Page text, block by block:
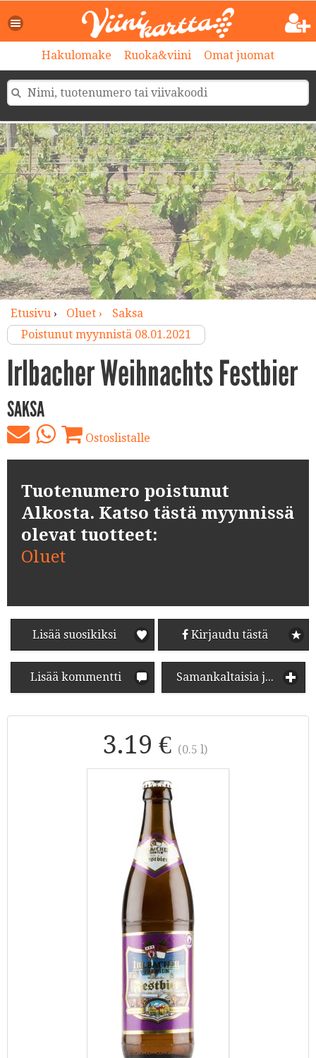
Hakulomake Ruoka&viini Omat juomat
Etusivu› Oluet ›
Saksa
Poistunut myynnistä 08.01.2021
Irlbacher Weihnachts Festbier
SAKSA
Ostoslistalle
Tuotenumero poistunut
Alkosta. Katso tästä myynnissä
olevat tuotteet:
Oluet
Lisää suosikiksi Kirjaudu tästä
Lisää kommentti Samankaltaisia juomia
3.19 € (0.5 l)